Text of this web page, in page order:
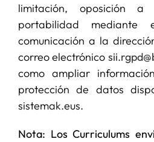
APOYO I+D+I
NOTICIAS
limitación, oposición
portabilidad
comunicación a la
correo electrónico
como ampliar
protección de datos
sistemak.eus.
Nota: Los Curriculums